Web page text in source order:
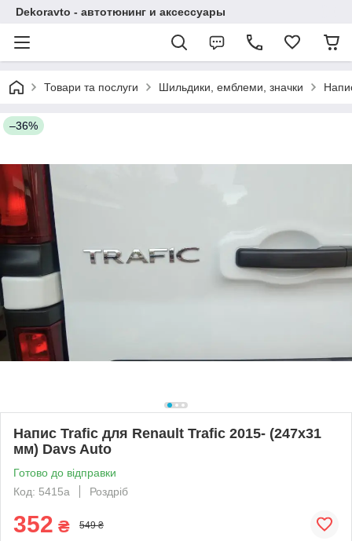
Dekoravto - автотюнинг и аксессуары
Товари та послуги Шильдики, емблеми, значки
–36%
Напис Trafic для Renault Trafic 2015- (247х31
мм) Davs Auto
Готово до відправки
Код: 5415a
Роздріб
352 ₴ 549 ₴